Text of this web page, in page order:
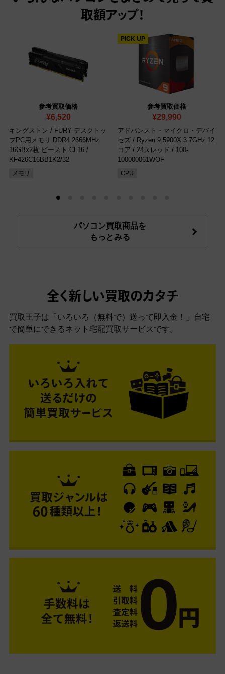
取額アップ！
参考買取価格
¥6,520
キングストン / FURY デスクトッ
プPC用メモリ DDR4 2666MHz
16GBx2枚 ビースト CL16 /
KF426C16BB1K2/32
メモリ
参考買取価格
¥29,990
PICK UP
アドバンスト・マイクロ・デバイ
セズ / Ryzen 9 5900X 3.7GHz 12
コア / 24スレッド / 100-
100000061WOF
CPU
パソコン買取商品を
もっとみる
全く新しい買取のカタチ
買取王子は「いろいろ（無料で）送って即入金！」自宅
で簡単にできるネット宅配買取サービスです。